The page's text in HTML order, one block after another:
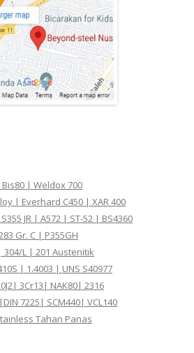
| Weldox 700
| Everhard C450 | XAR 400
JR | A572 | ST-52 | BS4360
Gr. C | P355GH
304/L | 201 Austenitik
| 1.4003 | UNS S40977
3Cr13| NAK80| 2316
7225| SCM440| VCL140
Tahan Panas